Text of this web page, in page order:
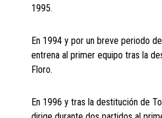
1995.
En 1994 y por un breve periodo
entrena al primer equipo tras la
Floro.
En 1996 y tras la destitución de